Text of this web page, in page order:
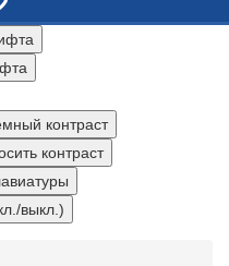
контраст
контраст
выкл.)